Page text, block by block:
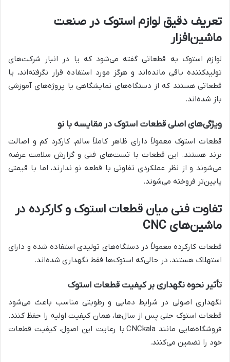
تعریف دقیق لوازم استوک در صنعت
ماشین‌افزار
لوازم استوک به قطعاتی گفته می‌شود که یا در انبار شرکت‌های
تولیدکننده باقی مانده‌اند و هرگز مورد استفاده قرار نگرفته‌اند، یا
قطعاتی هستند که از دستگاه‌های نمایشگاهی یا پروژه‌های آموزشی
باز شده‌اند.
ویژگی‌های اصلی قطعات استوک در مقایسه با نو
قطعات استوک معمولاً دارای ظاهر کاملاً سالم، کارکرد کم و اصالت
برند هستند. این قطعات با تست‌های فنی و گزارش سلامت عرضه
می‌شوند و از نظر عملکردی تفاوتی با قطعه نو ندارند، اما با قیمتی
پایین‌تر فروخته می‌شوند.
تفاوت فنی میان قطعات استوک و کارکرده در
ماشین‌های CNC
قطعات کارکرده معمولاً در دستگاه‌های تولیدی استفاده شده و دارای
استهلاک هستند، در حالی‌که استوک‌ها فقط نگهداری شده‌اند.
تأثیر نحوه نگهداری بر کیفیت قطعات استوک
نگهداری اصولی در شرایط دمایی و رطوبتی مناسب باعث می‌شود
قطعات استوک حتی پس از سال‌ها، همان کیفیت اولیه را حفظ کنند.
فروشگاه‌هایی مانند CNCkala با رعایت این اصول، کیفیت قطعات
خود را تضمین می‌کنند.